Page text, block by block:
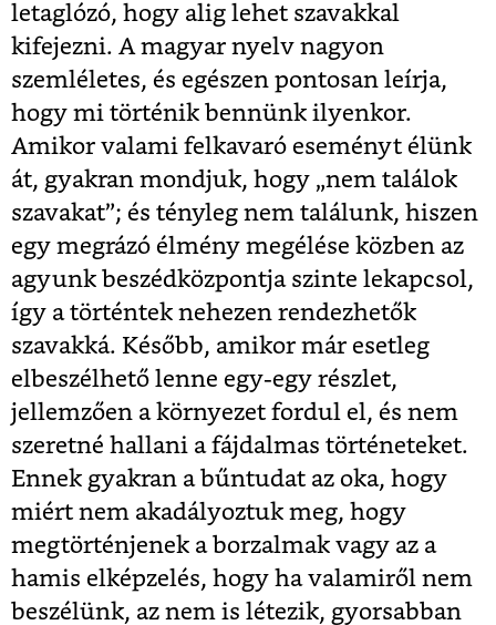
letaglózó, hogy alig lehet szavakkal
kifejezni. A magyar nyelv nagyon
szemléletes, és egészen pontosan leírja,
hogy mi történik bennünk ilyenkor.
Amikor valami felkavaró eseményt élünk
át, gyakran mondjuk, hogy „nem találok
szavakat”; és tényleg nem találunk, hiszen
egy megrázó élmény megélése közben az
agyunk beszédközpontja szinte lekapcsol,
így a történtek nehezen rendezhetők
szavakká. Később, amikor már esetleg
elbeszélhető lenne egy-egy részlet,
jellemzően a környezet fordul el, és nem
szeretné hallani a fájdalmas történeteket.
Ennek gyakran a bűntudat az oka, hogy
miért nem akadályoztuk meg, hogy
megtörténjenek a borzalmak vagy az a
hamis elképzelés, hogy ha valamiről nem
beszélünk, az nem is létezik, gyorsabban